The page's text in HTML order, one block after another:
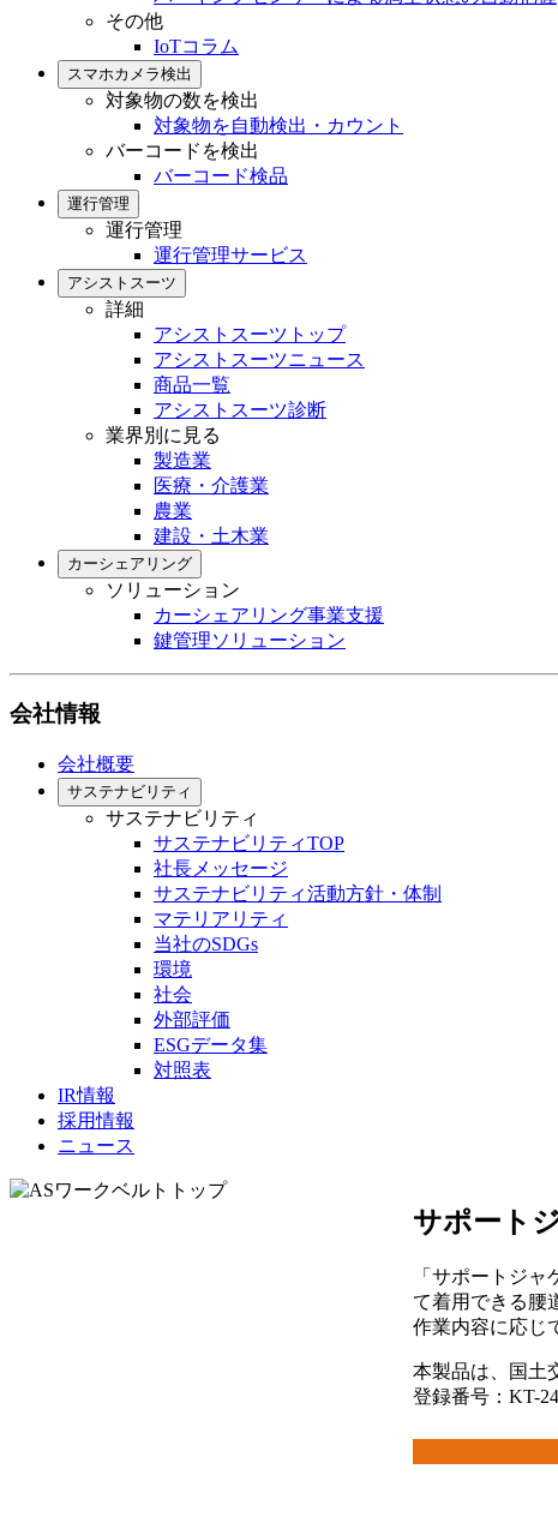
その他
IoTコラム
スマホカメラ検出
対象物の数を検出
対象物を自動検出・カウント
バーコードを検出
バーコード検品
運行管理
運行管理
運行管理サービス
アシストスーツ
詳細
アシストスーツトップ
アシストスーツニュース
商品一覧
アシストスーツ診断
業界別に見る
製造業
医療・介護業
農業
建設・土木業
カーシェアリング
ソリューション
カーシェアリング事業支援
鍵管理ソリューション
会社情報
会社概要
サステナビリティ
サステナビリティ
サステナビリティTOP
社長メッセージ
サステナビリティ活動方針・体制
マテリアリティ
当社のSDGs
環境
社会
外部評価
ESGデータ集
対照表
IR情報
採用情報
ニュース
サポート
「サポートジ
て着用できる腰
作業内容に応じ
本製品は、国土
登録番号：KT-